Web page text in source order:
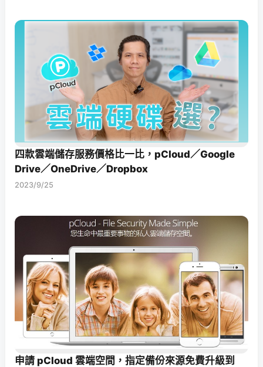
四款雲端儲存服務價格比一比，pCloud／Google
Drive／OneDrive／Dropbox
2023/9/25
申請 pCloud 雲端空間，指定備份來源免費升級到